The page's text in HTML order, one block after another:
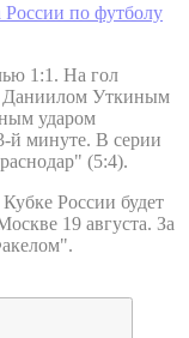
России по футболу
1:1. На гол
Даниилом Уткиным
ударом
й минуте. В серии
(5:4).
России будет
19 августа. За